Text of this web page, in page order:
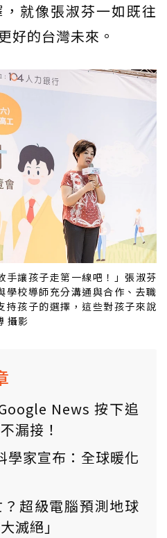
就像張淑芬一如既往
好的台灣未來。
手讓孩子走第一線吧！」張淑芬
學校導師充分溝通與合作、去職
持孩子的選擇，這些對孩子來說
攝影
News 按下追
漏接！
學家宣布：全球暖化
超級電腦預測地球
滅絕」